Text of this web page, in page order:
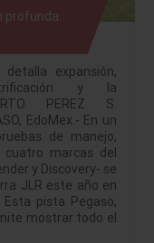
profunda:
expansión,
y la
PEREZ S.
EdoMex.- En un
de manejo,
marcas del
y Discovery- se
JLR este año en
pista Pegaso,
mostrar todo el